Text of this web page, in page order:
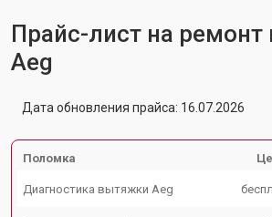
Прайс-лист на
Aeg
Дата обновления прайса: 16.07.2026
Поломка
Диагностика вытяжки Aeg